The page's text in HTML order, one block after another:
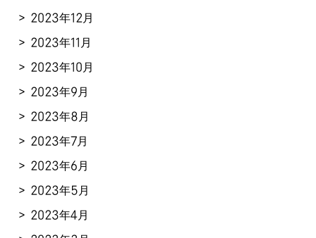
2023年12月
2023年11月
2023年10月
2023年9月
2023年8月
2023年7月
2023年6月
2023年5月
2023年4月